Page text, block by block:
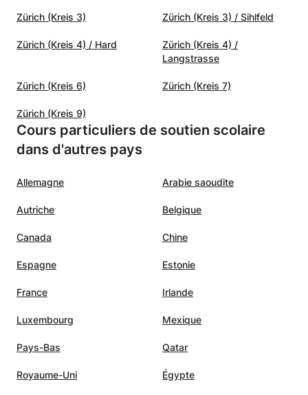
Zürich (Kreis 3) Zürich (Kreis 3) / Sihlfeld
Zürich (Kreis 4) / Hard
Zürich (Kreis 4) /
Langstrasse
Zürich (Kreis 6) Zürich (Kreis 7)
Zürich (Kreis 9)
Cours particuliers de soutien scolaire
dans d'autres pays
Allemagne Arabie saoudite
Autriche Belgique
Canada Chine
Espagne Estonie
France Irlande
Luxembourg Mexique
Pays-Bas Qatar
Royaume-Uni Égypte